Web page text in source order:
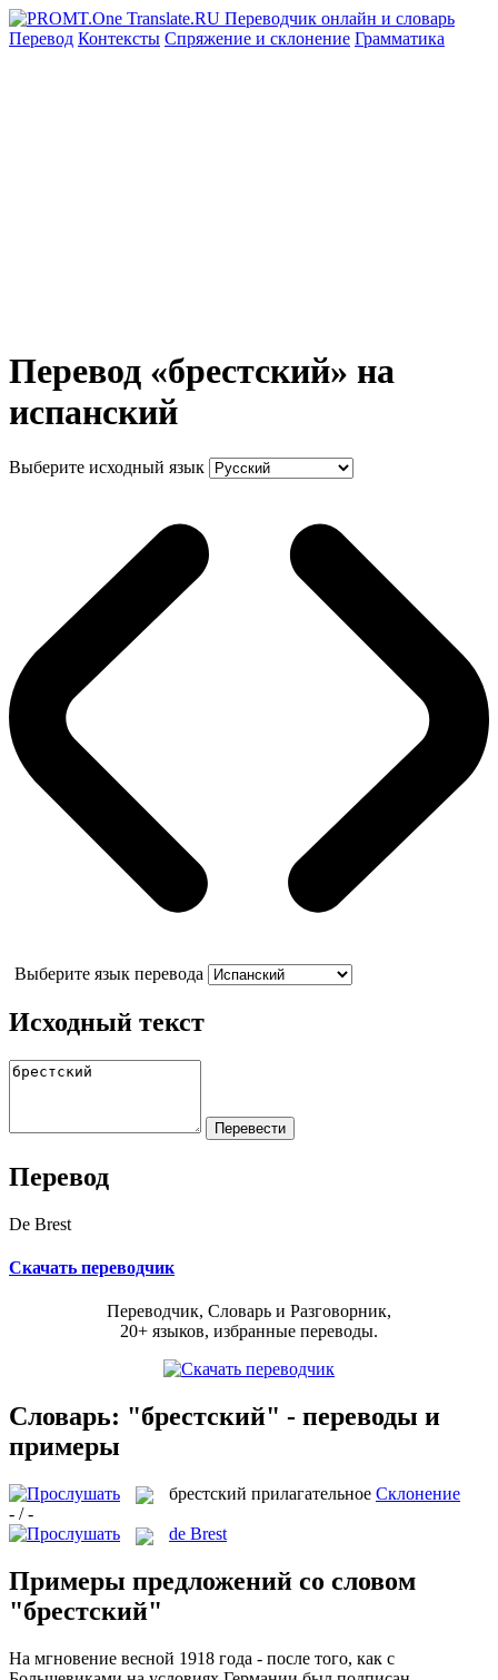
Перевод Контексты Спряжение и склонение Грамматика
Перевод «брестский» на
испанский
Выберите исходный язык
Выберите язык перевода
Исходный текст
Перевод
De Brest
Скачать переводчик
Переводчик, Словарь и Разговорник,
20+ языков, избранные переводы.
Словарь: "брестский" - переводы и
примеры
брестский прилагательное Склонение
- / -
de Brest
Примеры предложений со словом
"брестский"
На мгновение весной 1918 года - после того, как с